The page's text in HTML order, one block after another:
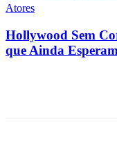
Atores
Hollywood Sem
que Ainda